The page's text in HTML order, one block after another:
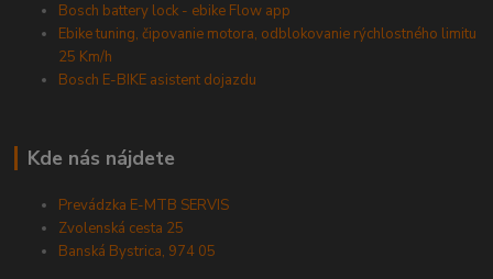
Bosch battery lock - ebike Flow app
Ebike tuning, čipovanie motora, odblokovanie rýchlostného limitu
25 Km/h
Bosch E-BIKE asistent dojazdu
Kde nás nájdete
Prevádzka E-MTB SERVIS
Zvolenská cesta 25
Banská Bystrica, 974 05